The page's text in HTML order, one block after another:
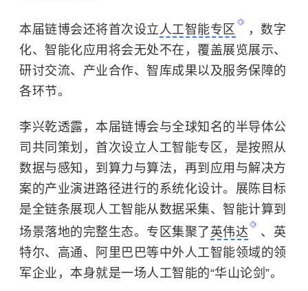
本届链博会还将首次设立人工智能专区
，数字
化、智能化应用将会无处不在，覆盖展览展示、
研讨交流、产业合作、智库成果以及服务保障的
各环节。
李兴乾透露，本届链博会与全球知名的半导体公
司共同策划，首次设立人工智能专区，是按照从
数据与感知，到算力与算法，再到应用与解决方
案的产业演进路径进行的系统化设计。展陈目标
是全链条展现人工智能从数据采集、智能计算到
场景落地的完整生态。专区集聚了 英伟达
、英
特尔、 高通、阿里巴巴等中外人工智能领域的领
军企业，本身就是一场人工智能的“华山论剑”。